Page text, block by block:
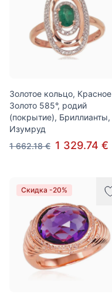
Золотое кольцо, Красное
Золото 585°, родий
(покрытие), Бриллианты,
Изумруд
1 662.18 € 1 329.74 €
Скидка -20%